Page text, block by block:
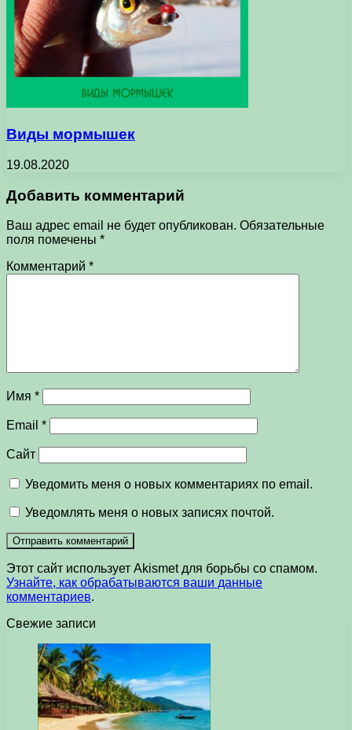
Виды мормышек
19.08.2020
Добавить комментарий
Ваш адрес email не будет опубликован. Обязательные
поля помечены *
Комментарий *
Имя *
Email *
Сайт
Уведомить меня о новых комментариях по email.
Уведомлять меня о новых записях почтой.
Этот сайт использует Akismet для борьбы со спамом.
Узнайте, как обрабатываются ваши данные
комментариев.
Свежие записи